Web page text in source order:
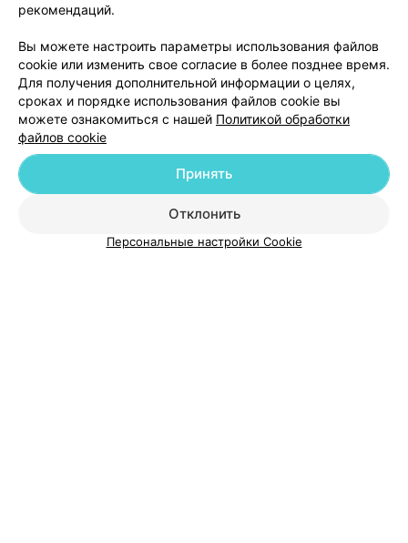
Добавить специалиста
О проекте Новости проекта
Размещение рекламы
Медицинский маркетинг
Публичный договор
Пользовательское соглашение
Способы оплаты
рекомендаций.
Вы можете настроить параметры использования файлов
cookie или изменить свое согласие в более позднее время.
Для получения дополнительной информации о целях,
сроках и порядке использования файлов cookie вы
можете ознакомиться с нашей Политикой обработки
файлов cookie
Отклонить
Принять
Персональные настройки Cookie